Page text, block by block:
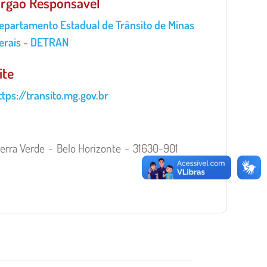
Estadual de Trânsito de Minas
- DETRAN
transito.mg.gov.br
Verde Belo Horizonte 31630-901